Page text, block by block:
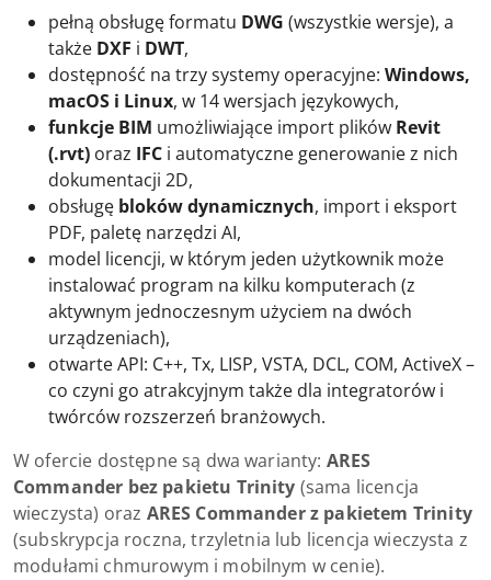
pełną obsługę formatu DWG (wszystkie wersje), a
także DXF i DWT,
dostępność na trzy systemy operacyjne: Windows,
macOS i Linux, w 14 wersjach językowych,
funkcje BIM umożliwiające import plików Revit
(.rvt) oraz IFC i automatyczne generowanie z nich
dokumentacji 2D,
obsługę bloków dynamicznych, import i eksport
PDF, paletę narzędzi AI,
model licencji, w którym jeden użytkownik może
instalować program na kilku komputerach (z
aktywnym jednoczesnym użyciem na dwóch
urządzeniach),
otwarte API: C++, Tx, LISP, VSTA, DCL, COM, ActiveX –
co czyni go atrakcyjnym także dla integratorów i
twórców rozszerzeń branżowych.
W ofercie dostępne są dwa warianty: ARES
Commander bez pakietu Trinity (sama licencja
wieczysta) oraz ARES Commander z pakietem Trinity
(subskrypcja roczna, trzyletnia lub licencja wieczysta z
modułami chmurowym i mobilnym w cenie).